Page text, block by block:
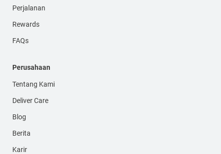
Perjalanan
Rewards
FAQs
Perusahaan
Tentang Kami
Deliver Care
Blog
Berita
Karir